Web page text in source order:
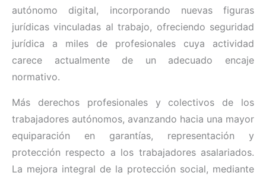
autónomo digital, incorporando nuevas figuras
jurídicas vinculadas al trabajo, ofreciendo seguridad
jurídica a miles de profesionales cuya actividad
carece actualmente de un adecuado encaje
normativo.
Más derechos profesionales y colectivos de los
trabajadores autónomos, avanzando hacia una mayor
equiparación en garantías, representación y
protección respecto a los trabajadores asalariados.
La mejora integral de la protección social, mediante